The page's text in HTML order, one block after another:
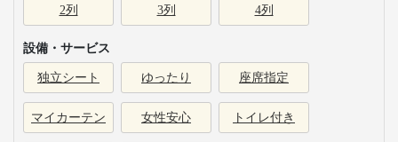
2列 3列 4列
設備・サービス
独立シート ゆったり 座席指定
マイカーテン 女性安心 トイレ付き